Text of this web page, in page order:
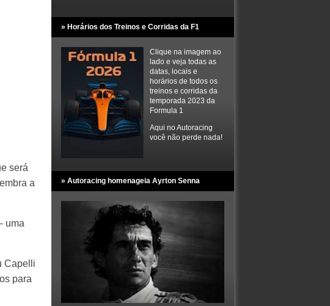
será
a
uma
Capelli
para
» Horários dos Treinos e Corridas da F1
Clique na imagem ao
lado e veja todas as
datas, locais e
horários de todos os
treinos e corridas da
temporada 2023 da
Formula 1
Aqui no Autoracing
você não perde nada!
» Autoracing homenageia Ayrton Senna